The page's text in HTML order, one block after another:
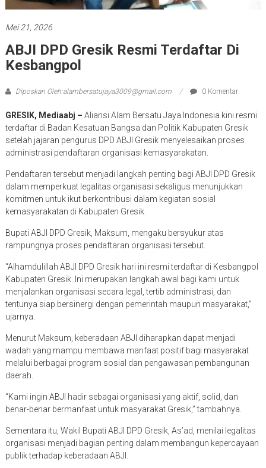
Mei 21, 2026
ABJI DPD Gresik Resmi Terdaftar Di
Kesbangpol
Diposkan Oleh:alambersatujaya3009@gmail.com 0 Komentar
GRESIK, Mediaabj – Aliansi Alam Bersatu Jaya Indonesia kini resmi
terdaftar di Badan Kesatuan Bangsa dan Politik Kabupaten Gresik
setelah jajaran pengurus DPD ABJI Gresik menyelesaikan proses
administrasi pendaftaran organisasi kemasyarakatan.
Pendaftaran tersebut menjadi langkah penting bagi ABJI DPD Gresik
dalam memperkuat legalitas organisasi sekaligus menunjukkan
komitmen untuk ikut berkontribusi dalam kegiatan sosial
kemasyarakatan di Kabupaten Gresik.
Bupati ABJI DPD Gresik, Maksum, mengaku bersyukur atas
rampungnya proses pendaftaran organisasi tersebut.
“Alhamdulillah ABJI DPD Gresik hari ini resmi terdaftar di Kesbangpol
Kabupaten Gresik. Ini merupakan langkah awal bagi kami untuk
menjalankan organisasi secara legal, tertib administrasi, dan
tentunya siap bersinergi dengan pemerintah maupun masyarakat,”
ujarnya.
Menurut Maksum, keberadaan ABJI diharapkan dapat menjadi
wadah yang mampu membawa manfaat positif bagi masyarakat
melalui berbagai program sosial dan pengawasan pembangunan
daerah.
“Kami ingin ABJI hadir sebagai organisasi yang aktif, solid, dan
benar-benar bermanfaat untuk masyarakat Gresik,” tambahnya.
Sementara itu, Wakil Bupati ABJI DPD Gresik, As’ad, menilai legalitas
organisasi menjadi bagian penting dalam membangun kepercayaan
publik terhadap keberadaan ABJI.